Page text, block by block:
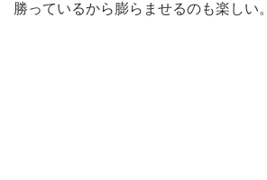
勝っているから膨らませるのも楽しい。